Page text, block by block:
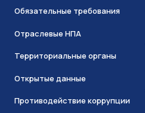
Обязательные требования
Отраслевые НПА
Территориальные органы
Открытые данные
Противодействие коррупции